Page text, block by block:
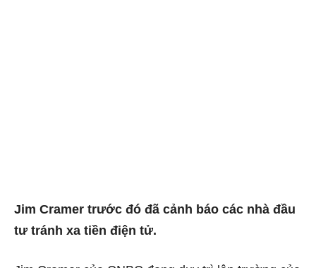
Jim Cramer trước đó đã cảnh báo các nhà đầu
tư tránh xa tiền điện tử.